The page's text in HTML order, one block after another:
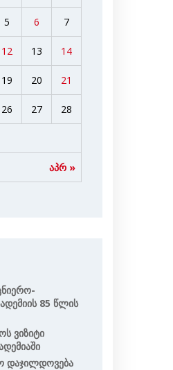
აპრ »
5 6 7
12 13 14
19 20 21
26 27 28
85 Წლის
Ვიზიტი
Დაჯილდოვება